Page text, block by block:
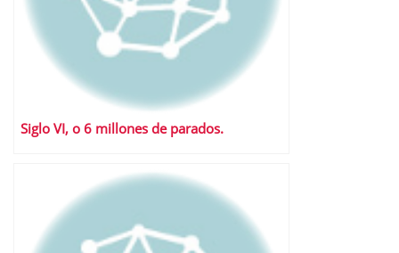
Siglo VI, o 6 millones de parados.